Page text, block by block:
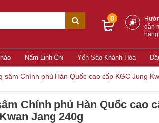
0
dẫn
hàng
Nấm Linh Chi Yến Sào Khánh Hòa
sâm Chính phủ Hàn Quốc cao cấp KGC Jung
Chính phủ Hàn Quốc cao
Jang 240g